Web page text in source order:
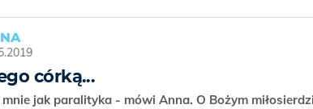
córką...
mnie jak paralityka - mówi Anna. O Bożym